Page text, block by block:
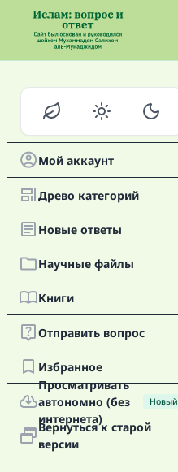
Мой аккаунт
Древо категорий
Новые oтветы
Научные файлы
Книги
Отправить вопрос
Избранное
Просматривать
автономно (без
интернета)
Новый
Вернуться к старой
версии